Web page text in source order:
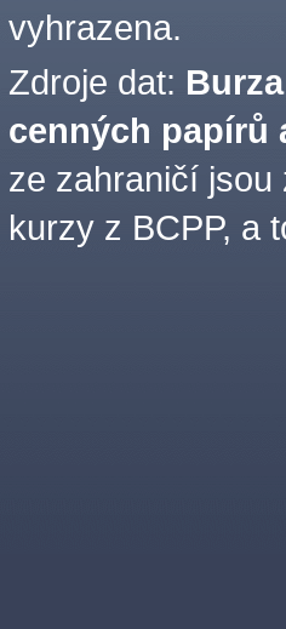
vyhrazena.
Zdroje dat:
cenných papírů
ze zahraničí jsou
kurzy z BCPP, a